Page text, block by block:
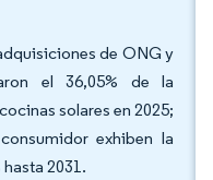
de ONG y
el 36,05% de la
solares en 2025;
exhiben la
2031.